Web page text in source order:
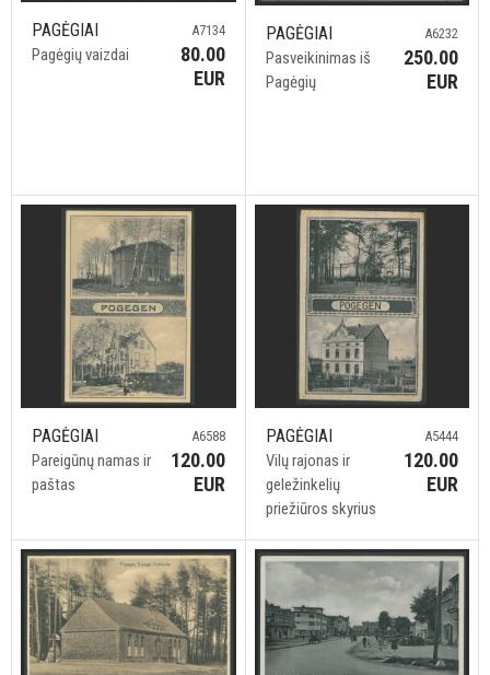
PAGĖGIAI
Pagėgių vaizdai
A7134
80.00
EUR
PAGĖGIAI
Pasveikinimas iš
Pagėgių
A6232
250.00
EUR
PAGĖGIAI
Pareigūnų namas ir
paštas
A6588
120.00
EUR
PAGĖGIAI
Vilų rajonas ir
geležinkelių
priežiūros skyrius
A5444
120.00
EUR